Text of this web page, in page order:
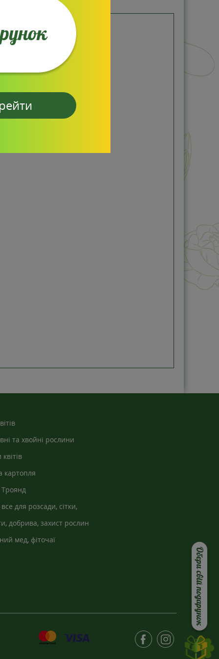
Обери свій подарунок
та хвойні рослини
картопля
для розсади, сітки,
добрива, захист рослин
мед, фіточаї